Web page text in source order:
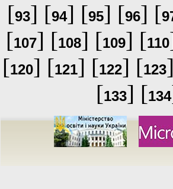
[93] [94] [95] [96] [
[107] [108] [109] [110
[120] [121] [122] [123
[133] [134